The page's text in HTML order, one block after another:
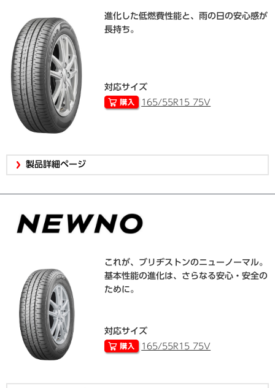
進化した低燃費性能と、雨の日の安心感が
長持ち。
対応サイズ
165/55R15 75V
製品詳細ページ
これが、ブリヂストンのニューノーマル。
基本性能の進化は、さらなる安心・安全の
ために。
対応サイズ
165/55R15 75V